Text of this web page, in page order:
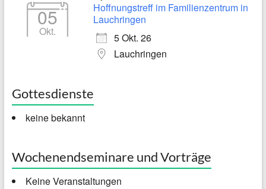
05
Okt.
Hoffnungstreff im Familienzentrum in
Lauchringen
5 Okt. 26
Lauchringen
Gottesdienste
keine bekannt
Wochenendseminare und Vorträge
Keine Veranstaltungen